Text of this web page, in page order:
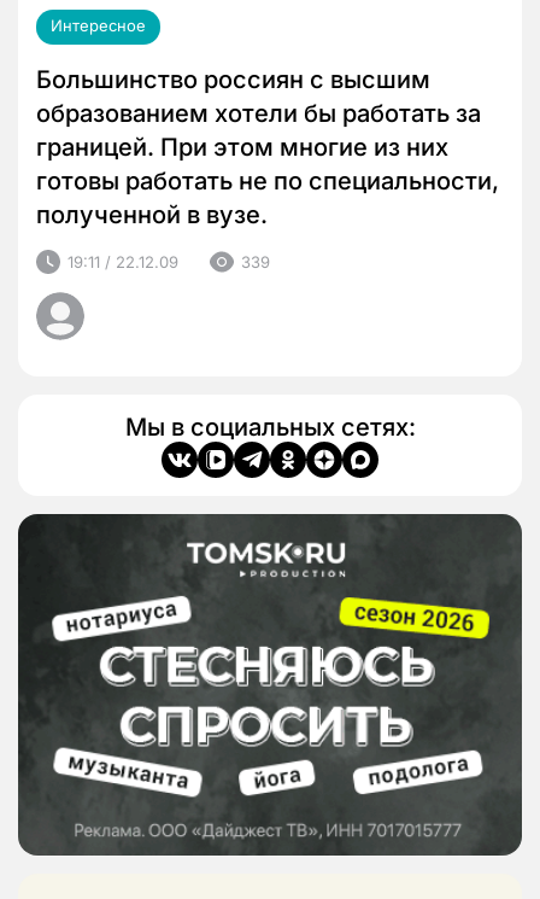
Интересное
Большинство россиян с высшим
образованием хотели бы работать за
границей. При этом многие из них
готовы работать не по специальности,
полученной в вузе.
19:11 / 22.12.09 339
Мы в социальных сетях: